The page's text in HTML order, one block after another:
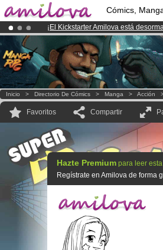
Cómics,
¡ El Kickstarter Amilova está
¡Conviertete en Premium por3.95
¡Ya tenemos 100000miembrosy
Inicio > Directorio De Cómics > Manga > Acción
Favoritos Compartir
Hazte Premium para leer
Regístrate en Amilova de forma